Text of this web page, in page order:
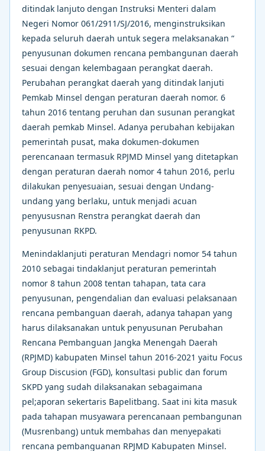
ditindak lanjuto dengan Instruksi Menteri dalam
Negeri Nomor 061/2911/SJ/2016, menginstruksikan
kepada seluruh daerah untuk segera melaksanakan “
penyusunan dokumen rencana pembangunan daerah
sesuai dengan kelembagaan perangkat daerah.
Perubahan perangkat daerah yang ditindak lanjuti
Pemkab Minsel dengan peraturan daerah nomor. 6
tahun 2016 tentang peruhan dan susunan perangkat
daerah pemkab Minsel. Adanya perubahan kebijakan
pemerintah pusat, maka dokumen-dokumen
perencanaan termasuk RPJMD Minsel yang ditetapkan
dengan peraturan daerah nomor 4 tahun 2016, perlu
dilakukan penyesuaian, sesuai dengan Undang-
undang yang berlaku, untuk menjadi acuan
penyususnan Renstra perangkat daerah dan
penyusunan RKPD.
Menindaklanjuti peraturan Mendagri nomor 54 tahun
2010 sebagai tindaklanjut peraturan pemerintah
nomor 8 tahun 2008 tentan tahapan, tata cara
penyusunan, pengendalian dan evaluasi pelaksanaan
rencana pembanguan daerah, adanya tahapan yang
harus dilaksanakan untuk penyusunan Perubahan
Rencana Pembanguan Jangka Menengah Daerah
(RPJMD) kabupaten Minsel tahun 2016-2021 yaitu Focus
Group Discusion (FGD), konsultasi public dan forum
SKPD yang sudah dilaksanakan sebagaimana
pel;aporan sekertaris Bapelitbang. Saat ini kita masuk
pada tahapan musyawara perencanaan pembangunan
(Musrenbang) untuk membahas dan menyepakati
rencana pembanguanan RPJMD Kabupaten Minsel.